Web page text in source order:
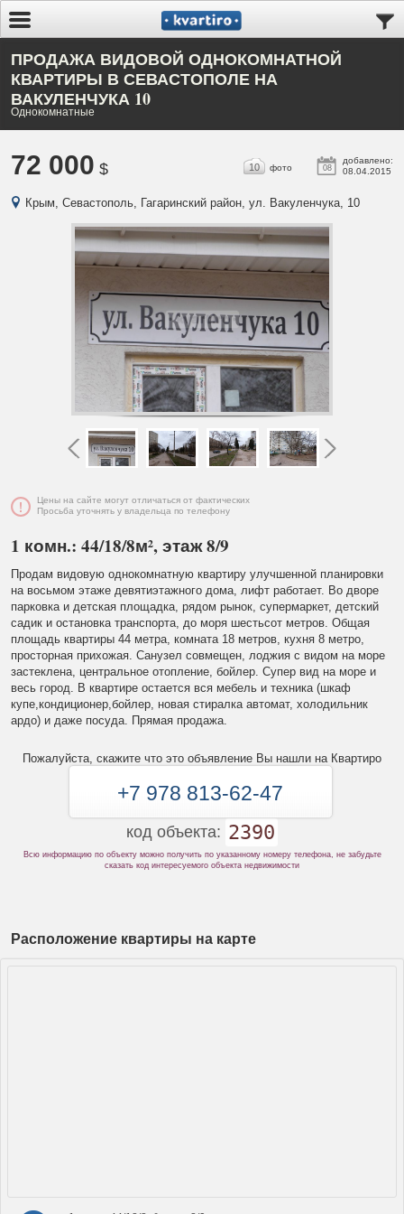
ПРОДАЖА ВИДОВОЙ ОДНОКОМНАТНОЙ
КВАРТИРЫ В СЕВАСТОПОЛЕ НА
ВАКУЛЕНЧУКА 10
Однокомнатные
72 000 $ 08
добавлено:
08.04.2015
10 фото
Крым, Севастополь, Гагаринский район, ул. Вакуленчука, 10
Цены на сайте могут отличаться от фактических
Просьба уточнять у владельца по телефону
1 комн.: 44/18/8м², этаж 8/9
Продам видовую однокомнатную квартиру улучшенной планировки
на восьмом этаже девятиэтажного дома, лифт работает. Во дворе
парковка и детская площадка, рядом рынок, супермаркет, детский
садик и остановка транспорта, до моря шестьсот метров. Общая
площадь квартиры 44 метра, комната 18 метров, кухня 8 метро,
просторная прихожая. Санузел совмещен, лоджия с видом на море
застеклена, центральное отопление, бойлер. Супер вид на море и
весь город. В квартире остается вся мебель и техника (шкаф
купе,кондиционер,бойлер, новая стиралка автомат, холодильник
ардо) и даже посуда. Прямая продажа.
Пожалуйста, скажите что это объявление Вы нашли на Квартиро
+7 978 813-62-47
код объекта: 2390
Всю информацию по объекту можно получить по указанному номеру телефона, не забудьте
сказать код интересуемого объекта недвижимости
Расположение квартиры на карте